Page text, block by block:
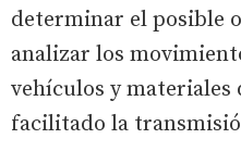
determinar el posible
analizar los
vehículos y materiales
facilitado la